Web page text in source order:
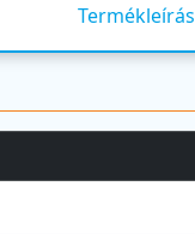
Termékleírás